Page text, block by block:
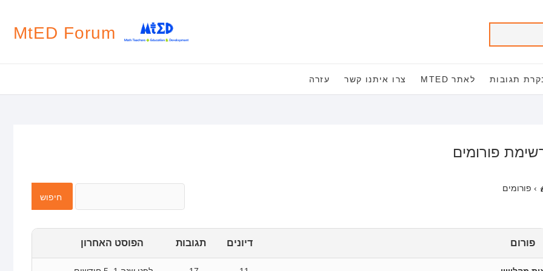
MtED Forum
תגובות לאתר MTED צרו איתנו קשר עזרה
פורומים
› פורומים
פורום דיונים תגובות הפוסט האחרון